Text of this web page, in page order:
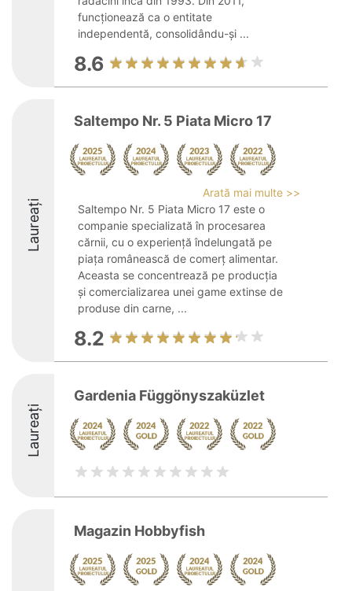
funcționează ca o entitate
independentă, consolidându-și ...
8.6
Laureați
Saltempo Nr. 5 Piata Micro 17
Arată mai multe >>
Saltempo Nr. 5 Piata Micro 17 este o
companie specializată în procesarea
cărnii, cu o experiență îndelungată pe
piața românească de comerț alimentar.
Aceasta se concentrează pe producția
și comercializarea unei game extinse de
produse din carne, ...
8.2
Laureați
Gardenia Függönyszaküzlet
Magazin Hobbyfish